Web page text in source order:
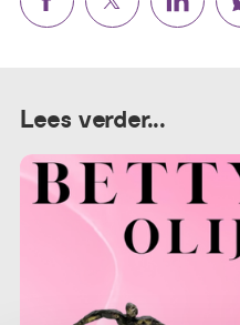
Lees verder...